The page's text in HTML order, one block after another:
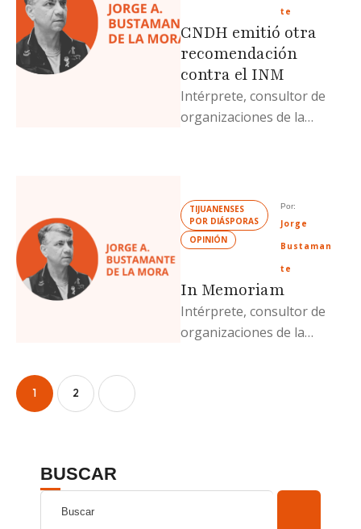
te
CNDH emitió otra
recomendación
contra el INM
Intérprete, consultor de
organizaciones de la
TIJUANENSES
POR DIÁSPORAS
OPINIÓN
Por:
Jorge
Bustaman
te
In Memoriam
Intérprete, consultor de
organizaciones de la
1 2
BUSCAR